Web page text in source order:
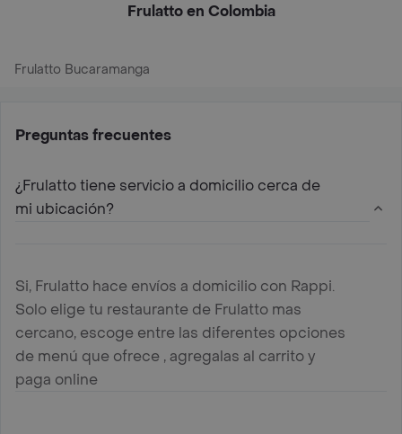
Frulatto en Colombia
Frulatto Bucaramanga
Preguntas frecuentes
¿Frulatto tiene servicio a domicilio cerca de
mi ubicación?
Si, Frulatto hace envíos a domicilio con Rappi.
Solo elige tu restaurante de Frulatto mas
cercano, escoge entre las diferentes opciones
de menú que ofrece , agregalas al carrito y
paga online